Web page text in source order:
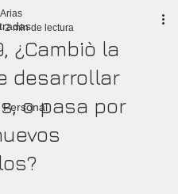
Personal
¿Cambiò la
desarrollar
o pasa por
2 min de lectura
de 5 estrellas.